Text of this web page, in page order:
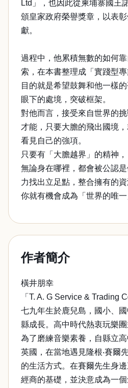
Ltd」，也因此從柬埔寨國王
頒皇家政府榮譽獎章，以表
獻。
過程中，他累積無數的如何
索，在本書整理成「實踐型專
目的就是希望鼓舞和他一樣
眼下的處境，突破框架。
對他而言，接受來自世界的
才能，只要大膽的飛出國境
看見自己的強項。
只要有「大膽越界」的精神，
無論身在哪裡，都會被公認
力找出立足點，整合擁有的資
你就有機會成為「世界的唯一
作者簡介
橫井朋幸
「T. A. G Service & Trading
七九年生於鹿兒島，國小、
縣成長。高中時代熱衷玩樂團
為了磨練音樂素養，自縣立
英國，在當地遇見隆根‧賽爾
的生活方式。在賽爾先生身
經商的基礎，並決意成為一